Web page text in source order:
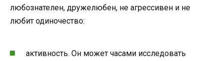
любознателен, дружелюбен, не агрессивен и не
любит одиночество:
активность. Он может часами исследовать